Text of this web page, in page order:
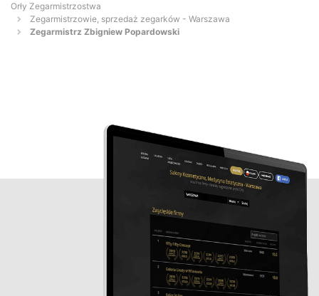
Orły Zegarmistrzostwa
Zegarmistrzowie, sprzedaż zegarków - Warszawa
Zegarmistrz Zbigniew Popardowski